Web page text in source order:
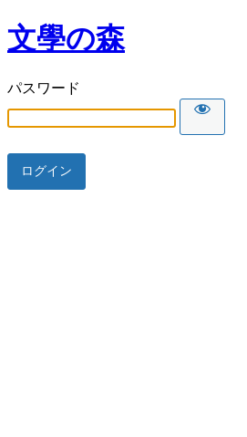
文學の森
パスワード